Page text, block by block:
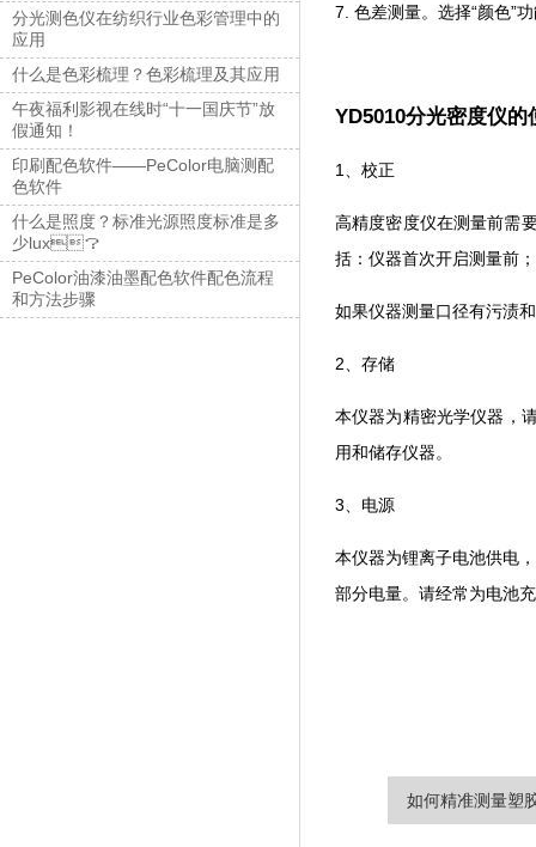
分光测色仪在纺织行业色彩管理中的
应用
什么是色彩梳理？色彩梳理及其应用
午夜福利影视在线时“十一国庆节”放
假通知！
印刷配色软件——PeColor电脑测配
色软件
什么是照度？标准光源照度标准是多
少lux？
PeColor油漆油墨配色软件配色流程
和方法步骤
7. 色差测量。选择“颜色”功
YD5010分光密度仪的
1、校正
高精度密度仪在测量前需要
括：仪器首次开启测量前
如果仪器测量口径有污渍和
2、存储
本仪器为精密光学仪器，
用和储存仪器。
3、电源
本仪器为锂离子电池供电
部分电量。请经常为电池充
如何精准测量塑胶